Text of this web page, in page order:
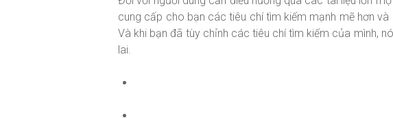
cung cấp cho bạn các tiêu chí tìm kiếm mạnh mẽ hơn
Và khi bạn đã tùy chỉnh các tiêu chí tìm kiếm của mình,
lai.